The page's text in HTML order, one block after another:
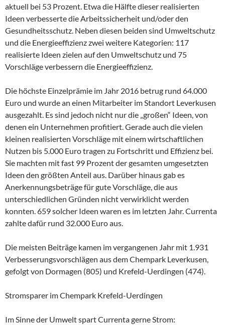
aktuell bei 53 Prozent. Etwa die Hälfte dieser realisierten
Ideen verbesserte die Arbeitssicherheit und/oder den
Gesundheitsschutz. Neben diesen beiden sind Umweltschutz
und die Energieeffizienz zwei weitere Kategorien: 117
realisierte Ideen zielen auf den Umweltschutz und 75
Vorschläge verbessern die Energieeffizienz.
Die höchste Einzelprämie im Jahr 2016 betrug rund 64.000
Euro und wurde an einen Mitarbeiter im Standort Leverkusen
ausgezahlt. Es sind jedoch nicht nur die „großen“ Ideen, von
denen ein Unternehmen profitiert. Gerade auch die vielen
kleinen realisierten Vorschläge mit einem wirtschaftlichen
Nutzen bis 5.000 Euro tragen zu Fortschritt und Effizienz bei.
Sie machten mit fast 99 Prozent der gesamten umgesetzten
Ideen den größten Anteil aus. Darüber hinaus gab es
Anerkennungsbeträge für gute Vorschläge, die aus
unterschiedlichen Gründen nicht verwirklicht werden
konnten. 659 solcher Ideen waren es im letzten Jahr. Currenta
zahlte dafür rund 32.000 Euro aus.
Die meisten Beiträge kamen im vergangenen Jahr mit 1.931
Verbesserungsvorschlägen aus dem Chempark Leverkusen,
gefolgt von Dormagen (805) und Krefeld-Uerdingen (474).
Stromsparer im Chempark Krefeld-Uerdingen
Im Sinne der Umwelt spart Currenta gerne Strom: